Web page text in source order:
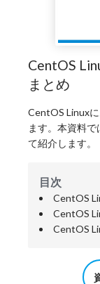
CentOS
まとめ
CentOS Linux
ます。本資料
て紹介します。
目次
CentOS
CentOS
CentOS